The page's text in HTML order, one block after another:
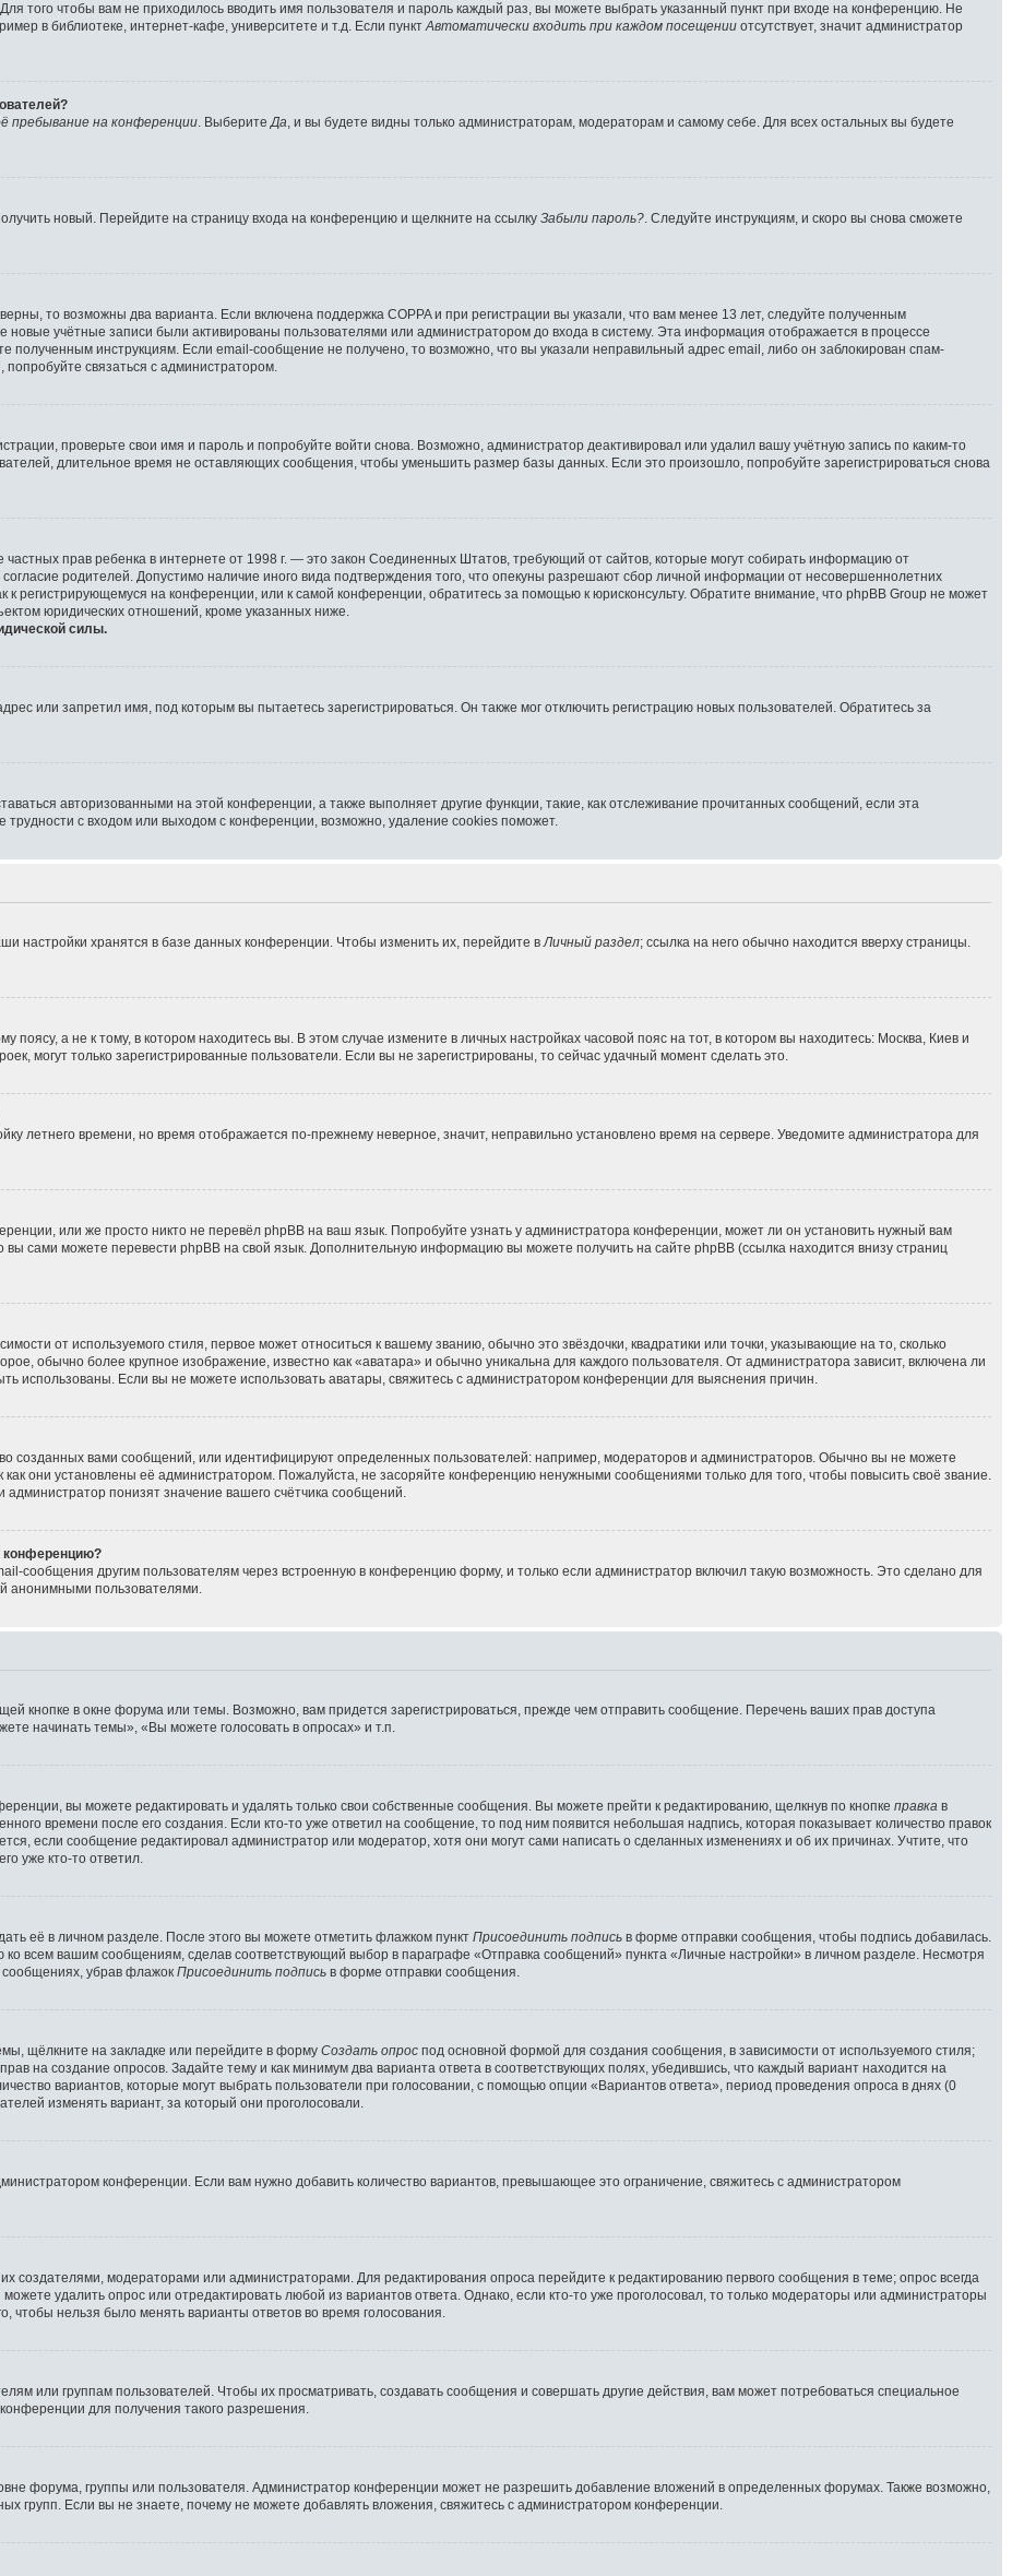
того чтобы вам не приходилось вводить имя пользователя и пароль каждый раз, вы можете выбрать указанный пункт при входе на конференцию. Не
в библиотеке, интернет-кафе, университете и т.д. Если пунктАвтоматически входить при каждом посещении отсутствует, значит администратор
пребывание на конференции. ВыберитеДа, и вы будете видны только администраторам, модераторам и самому себе. Для всех остальных вы будете
новый. Перейдите на страницу входа на конференцию и щелкните на ссылку Забыли пароль?. Следуйте инструкциям, и скоро вы снова сможете
то возможны два варианта. Если включена поддержка COPPA и при регистрации вы указали, что вам менее 13 лет, следуйте полученным
новые учётные записи были активированы пользователями или администратором до входа в систему. Эта информация отображается в процессе
полученным инструкциям. Если email-сообщение не получено, то возможно, что вы указали неправильный адрес email, либо он заблокирован спам-
связаться с администратором.
проверьте свои имя и пароль и попробуйте войти снова. Возможно, администратор деактивировал или удалил вашу учётную запись по каким-то
длительное время не оставляющих сообщения, чтобы уменьшить размер базы данных. Если это произошло, попробуйте зарегистрироваться снова
прав ребенка в интернете от 1998 г. — это закон Соединенных Штатов, требующий от сайтов, которые могут собирать информацию от
родителей. Допустимо наличие иного вида подтверждения того, что опекуны разрешают сбор личной информации от несовершеннолетних
регистрирующемуся на конференции, или к самой конференции, обратитесь за помощью к юрисконсульту. Обратите внимание, что phpBB Group не может
юридических отношений, кроме указанных ниже.
силы.
или запретил имя, под которым вы пытаетесь зарегистрироваться. Он также мог отключить регистрацию новых пользователей. Обратитесь за
авторизованными на этой конференции, а также выполняет другие функции, такие, как отслеживание прочитанных сообщений, если эта
с входом или выходом с конференции, возможно, удаление cookies поможет.
настройки хранятся в базе данных конференции. Чтобы изменить их, перейдите вЛичный раздел; ссылка на него обычно находится вверху страницы.
поясу, а не к тому, в котором находитесь вы. В этом случае измените в личных настройках часовой пояс на тот, в котором вы находитесь: Москва, Киев и
могут только зарегистрированные пользователи. Если вы не зарегистрированы, то сейчас удачный момент сделать это.
летнего времени, но время отображается по-прежнему неверное, значит, неправильно установлено время на сервере. Уведомите администратора для
или же просто никто не перевёл phpBB на ваш язык. Попробуйте узнать у администратора конференции, может ли он установить нужный вам
вы сами можете перевести phpBB на свой язык. Дополнительную информацию вы можете получить на сайте phpBB (ссылка находится внизу страниц
от используемого стиля, первое может относиться к вашему званию, обычно это звёздочки, квадратики или точки, указывающие на то, сколько
обычно более крупное изображение, известно как «аватара» и обычно уникальна для каждого пользователя. От администратора зависит, включена ли
использованы. Если вы не можете использовать аватары, свяжитесь с администратором конференции для выяснения причин.
созданных вами сообщений, или идентифицируют определенных пользователей: например, модераторов и администраторов. Обычно вы не можете
они установлены её администратором. Пожалуйста, не засоряйте конференцию ненужными сообщениями только для того, чтобы повысить своё звание.
понизят значение вашего счётчика сообщений.
конференцию?
сообщения другим пользователям через встроенную в конференцию форму, и только если администратор включил такую возможность. Это сделано для
анонимными пользователями.
кнопке в окне форума или темы. Возможно, вам придется зарегистрироваться, прежде чем отправить сообщение. Перечень ваших прав доступа
начинать темы», «Вы можете голосовать в опросах» и т.п.
вы можете редактировать и удалять только свои собственные сообщения. Вы можете прейти к редактированию, щелкнув по кнопке правка в
времени после его создания. Если кто-то уже ответил на сообщение, то под ним появится небольшая надпись, которая показывает количество правок
если сообщение редактировал администратор или модератор, хотя они могут сами написать о сделанных изменениях и об их причинах. Учтите, что
уже кто-то ответил.
её в личном разделе. После этого вы можете отметить флажком пункт Присоединить подпись в форме отправки сообщения, чтобы подпись добавилась.
всем вашим сообщениям, сделав соответствующий выбор в параграфе «Отправка сообщений» пункта «Личные настройки» в личном разделе. Несмотря
убрав флажок Присоединить подпись в форме отправки сообщения.
щёлкните на закладке или перейдите в форму Создать опрос под основной формой для создания сообщения, в зависимости от используемого стиля;
на создание опросов. Задайте тему и как минимум два варианта ответа в соответствующих полях, убедившись, что каждый вариант находится на
вариантов, которые могут выбрать пользователи при голосовании, с помощью опции «Вариантов ответа», период проведения опроса в днях (0
изменять вариант, за который они проголосовали.
конференции. Если вам нужно добавить количество вариантов, превышающее это ограничение, свяжитесь с администратором
создателями, модераторами или администраторами. Для редактирования опроса перейдите к редактированию первого сообщения в теме; опрос всегда
удалить опрос или отредактировать любой из вариантов ответа. Однако, если кто-то уже проголосовал, то только модераторы или администраторы
чтобы нельзя было менять варианты ответов во время голосования.
или группам пользователей. Чтобы их просматривать, создавать сообщения и совершать другие действия, вам может потребоваться специальное
для получения такого разрешения.
форума, группы или пользователя. Администратор конференции может не разрешить добавление вложений в определенных форумах. Также возможно,
групп. Если вы не знаете, почему не можете добавлять вложения, свяжитесь с администратором конференции.